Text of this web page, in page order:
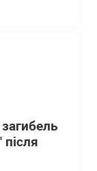
після